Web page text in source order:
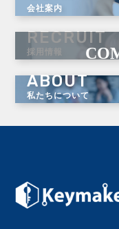
会社案内
RECRUIT
採用情報
ABOUT
私たちについて